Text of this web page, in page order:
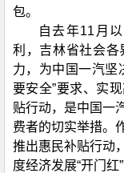
包。
自去年11月
利，吉林省社会各
力，为中国一汽坚
要安全”要求、实
贴行动，是中国一
费者的切实举措。
推出惠民补贴行动
度经济发展“开门红